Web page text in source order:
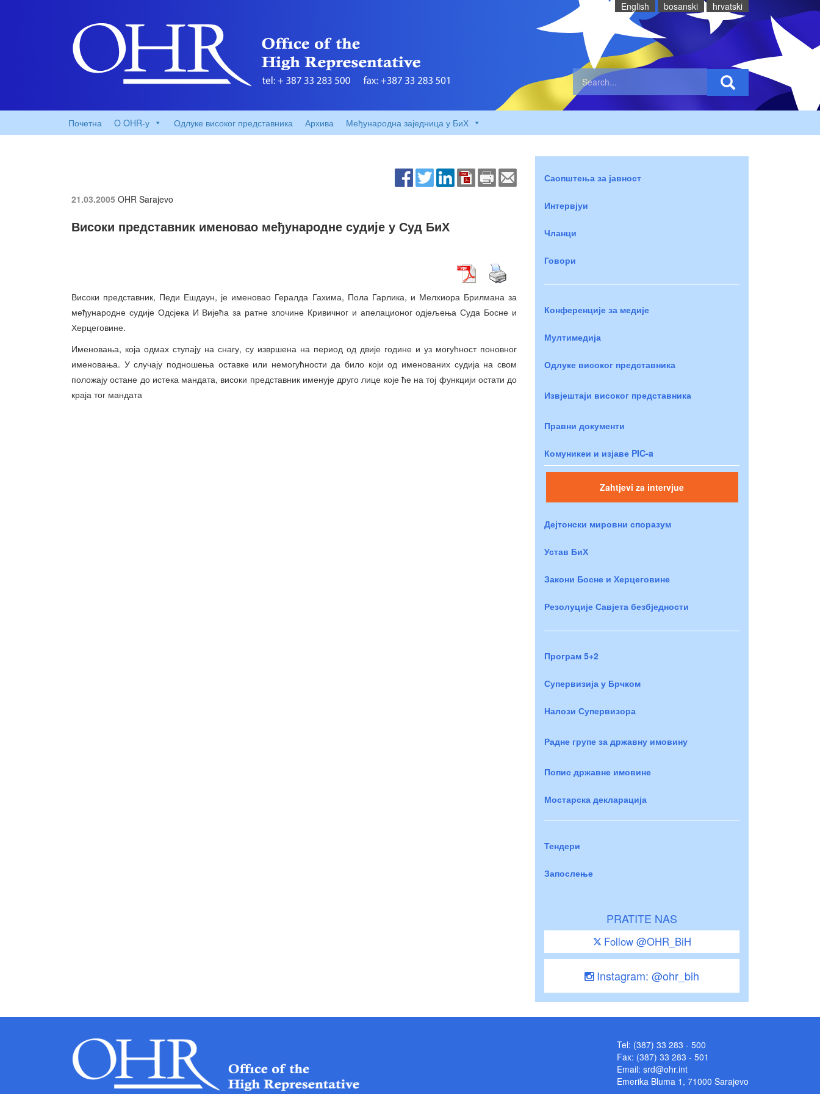
English bosanski hrvatski
Почетна O OHR-у Одлуке високог представника Архива Међународна заједница у БиХ
21.03.2005 OHR Sarajevo
Високи представник именовао међународне судије у Суд БиХ
Високи представник, Педи Ешдаун, је именовао Гералда Гахима, Пола Гарлика, и Мелхиора Брилмана за
међународне судије Одсјека И Вијећа за ратне злочине Кривичног и апелационог одјељења Суда Босне и
Херцеговине.
Именовања, која одмах ступају на снагу, су извршена на период од двије године и уз могућност поновног
именовања. У случају подношења оставке или немогућности да било који од именованих судија на свом
положају остане до истека мандата, високи представник именује друго лице које ће на тој функцији остати до
краја тог мандата
Саопштења за јавност
Интервјуи
Чланци
Говори
Конференције за медије
Мултимедија
Одлуке високог представника
Извјештаји високог представника
Правни документи
Комуникеи и изјаве PIC-a
Zahtjevi za intervjue
Дејтонски мировни споразум
Устав БиХ
Закони Босне и Херцеговине
Резолуције Савјета безбједности
Програм 5+2
Супервизија у Брчком
Налози Супервизора
Радне групе за државну имовину
Попис државне имовине
Мостарска декларација
Тендери
Запослење
PRATITE NAS
Follow @OHR_BiH
Instagram: @ohr_bih
Tel: (387) 33 283 - 500
Fax: (387) 33 283 - 501
Email: srd@ohr.int
Emerika Bluma 1, 71000 Sarajevo